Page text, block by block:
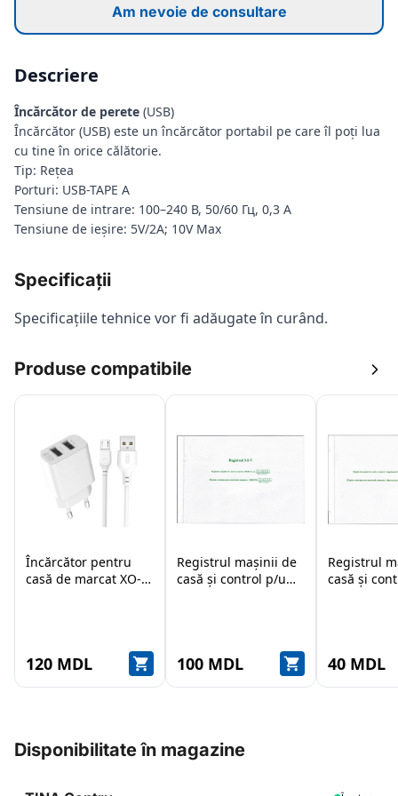
Am nevoie de consultare
Descriere
Încărcător de perete (USB)
Încărcător (USB) este un încărcător portabil pe care îl poți lua
cu tine în orice călătorie.
Tip: Rețea
Porturi: USB-TAPE A
Tensiune de intrare: 100–240 В, 50/60 Гц, 0,3 А
Tensiune de ieșire: 5V/2A; 10V Max
Specificații
Specificațiile tehnice vor fi adăugate în curând.
Produse compatibile
Încărcător pentru
casă de marcat XO-L-
120 MDL
Registrul mașinii de
casă și control p/u
100 MDL
Registrul
casă și
40 MDL
Disponibilitate în magazine